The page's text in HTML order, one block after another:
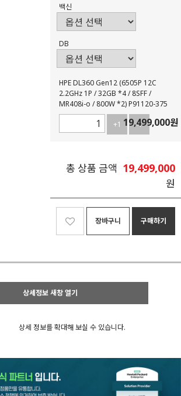
백신
DB
HPE DL360 Gen12 (6505P 12C
2.2GHz 1P / 32GB *4 / 8SFF /
MR408i-o / 800W *2) P91120-375
+1 -1
19,499,000원
총 상품 금액 19,499,000
원
장바구니 구매하기
상세정보 새창 열기
상세 정보를 확대해 보실 수 있습니다.